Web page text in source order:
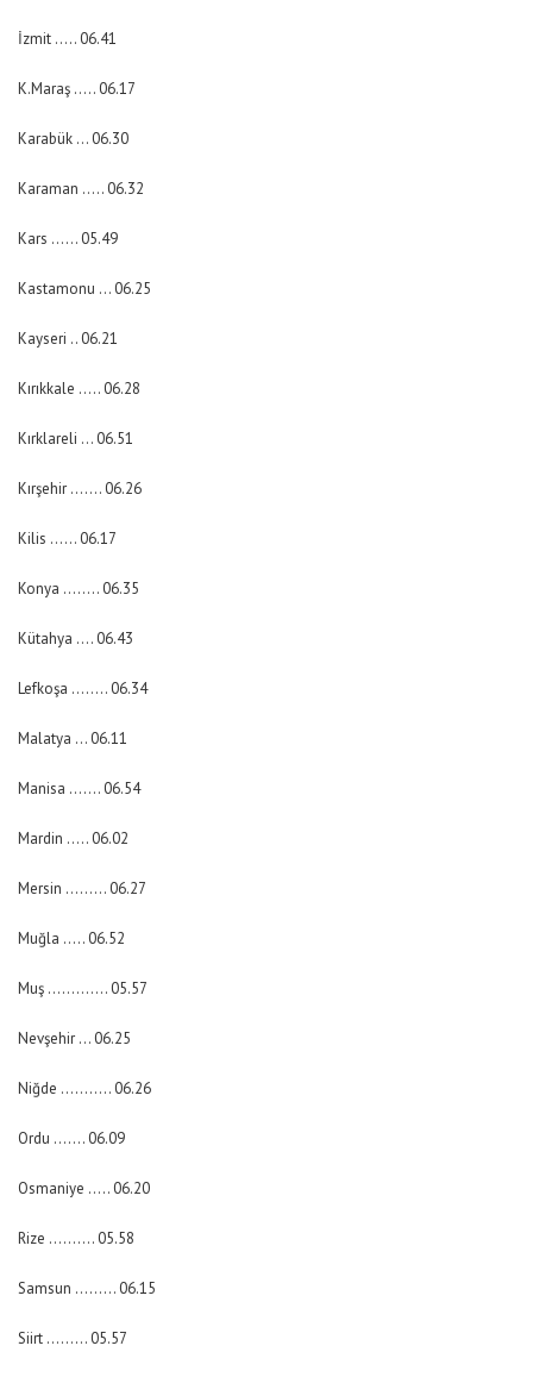
İzmit ….. 06.41
K.Maraş ….. 06.17
Karabük … 06.30
Karaman ….. 06.32
Kars …… 05.49
Kastamonu … 06.25
Kayseri .. 06.21
Kırıkkale ….. 06.28
Kırklareli … 06.51
Kırşehir ……. 06.26
Kilis …… 06.17
Konya …….. 06.35
Kütahya …. 06.43
Lefkoşa …….. 06.34
Malatya … 06.11
Manisa ……. 06.54
Mardin ….. 06.02
Mersin ……… 06.27
Muğla ….. 06.52
Muş …………. 05.57
Nevşehir … 06.25
Niğde ……….. 06.26
Ordu ……. 06.09
Osmaniye ….. 06.20
Rize ………. 05.58
Samsun ……… 06.15
Siirt ……… 05.57